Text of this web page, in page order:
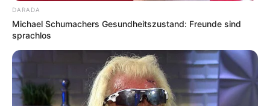
DARADA
Michael Schumachers Gesundheitszustand: Freunde sind
sprachlos